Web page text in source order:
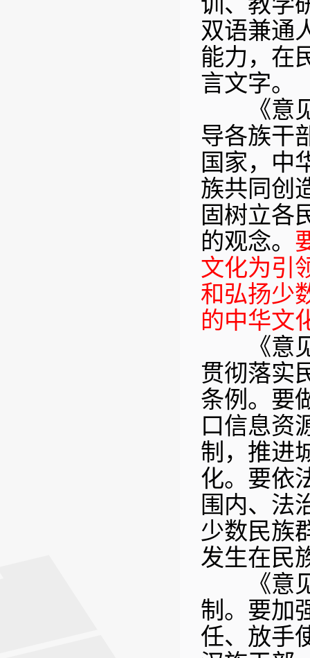
双语兼通
能力，在
言文字。
《意见
导各族干
国家，中
族共同创
固树立各
的观念。
文化为引
和弘扬少
的中华文
《意见
贯彻落实
条例。要
口信息资
制，推进
化。要依
围内、法
少数民族
发生在民
《意见
制。要加
任、放手